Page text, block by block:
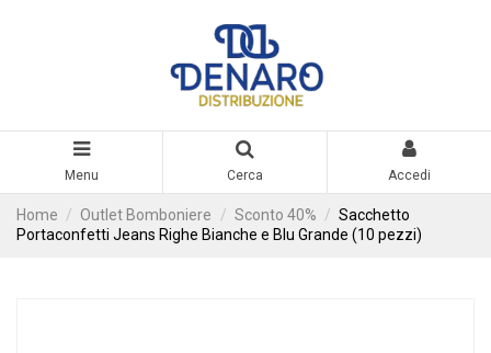
Menu Cerca Accedi
Home Outlet Bomboniere Sconto 40%
Sacchetto
Portaconfetti Jeans Righe Bianche e Blu Grande (10 pezzi)